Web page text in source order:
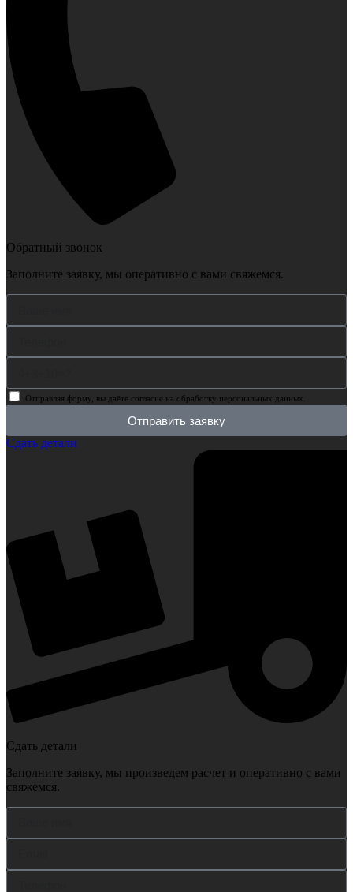
Сдать детали
Сдать детали
Заполните заявку, мы произведем расчет и оперативно с вами
свяжемся.
Обратный звонок
Заполните заявку, мы оперативно с вами свяжемся.
Отправляя форму, вы даёте согласие на обработку персональных данных.
Отправить заявку